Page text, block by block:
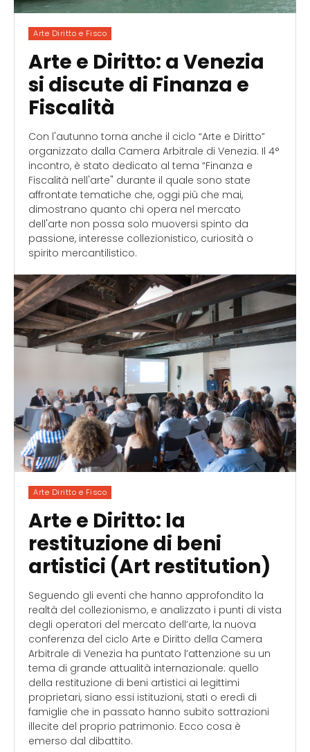
Arte Diritto e Fisco
Arte e Diritto: a Venezia
si discute di Finanza e
Fiscalità
Con l'autunno torna anche il ciclo “Arte e Diritto”
organizzato dalla Camera Arbitrale di Venezia. Il 4°
incontro, è stato dedicato al tema “Finanza e
Fiscalità nell'arte" durante il quale sono state
affrontate tematiche che, oggi più che mai,
dimostrano quanto chi opera nel mercato
dell'arte non possa solo muoversi spinto da
passione, interesse collezionistico, curiosità o
spirito mercantilistico.
Arte Diritto e Fisco
Arte e Diritto: la
restituzione di beni
artistici (Art restitution)
Seguendo gli eventi che hanno approfondito la
realtà del collezionismo, e analizzato i punti di vista
degli operatori del mercato dell’arte, la nuova
conferenza del ciclo Arte e Diritto della Camera
Arbitrale di Venezia ha puntato l’attenzione su un
tema di grande attualità internazionale: quello
della restituzione di beni artistici ai legittimi
proprietari, siano essi istituzioni, stati o eredi di
famiglie che in passato hanno subito sottrazioni
illecite del proprio patrimonio. Ecco cosa è
emerso dal dibattito.